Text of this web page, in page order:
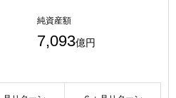
純資産額
7,093億円